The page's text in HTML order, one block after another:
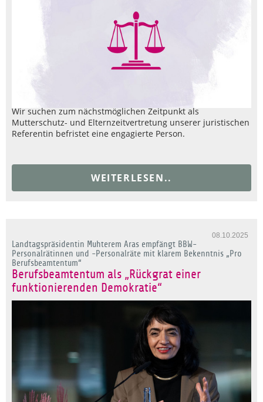
Wir suchen zum nächstmöglichen Zeitpunkt als
Mutterschutz- und Elternzeitvertretung unserer juristischen
Referentin befristet eine engagierte Person.
WEITERLESEN..
08.10.2025
Landtagspräsidentin Muhterem Aras empfängt BBW-
Personalrätinnen und -Personalräte mit klarem Bekenntnis „Pro
Berufsbeamtentum“
Berufsbeamtentum als „Rückgrat einer
funktionierenden Demokratie“